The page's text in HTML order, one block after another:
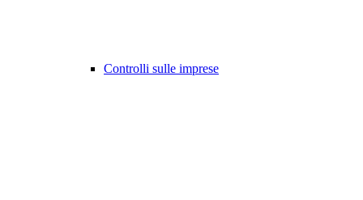
Controlli sulle imprese